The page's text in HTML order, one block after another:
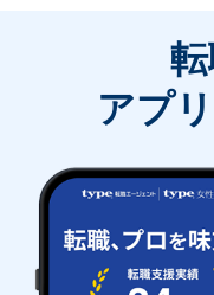
アプリ